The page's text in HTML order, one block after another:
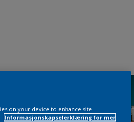
on your device to enhance site
Informasjonskapselerklæring for mer